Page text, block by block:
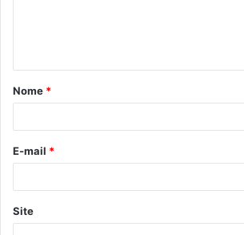
á
r
*
Nome *
E-mail *
Site